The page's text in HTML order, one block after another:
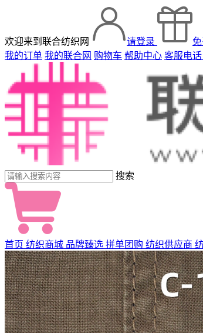
欢迎来到联合纺织网 请登录
我的订单 我的联合网 购物车 帮助中心 客服电话
搜索
首页 纺织商城 品牌臻选 拼单团购 纺织供应商